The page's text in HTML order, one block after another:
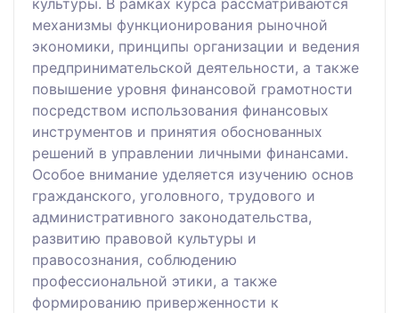
механизмы функционирования рыночной
экономики, принципы организации и ведения
предпринимательской деятельности, а также
повышение уровня финансовой грамотности
посредством использования финансовых
инструментов и принятия обоснованных
решений в управлении личными финансами.
Особое внимание уделяется изучению основ
гражданского, уголовного, трудового и
административного законодательства,
развитию правовой культуры и
правосознания, соблюдению
профессиональной этики, а также
формированию приверженности к